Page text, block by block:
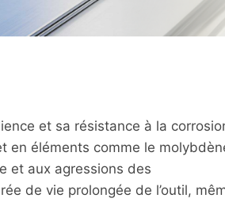
et sa résistance à la
en éléments comme le
et aux agressions des
de vie prolongée de l’outil,